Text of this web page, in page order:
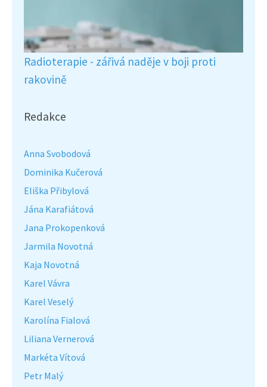
Radioterapie - zářivá naděje v boji proti
rakovině
Redakce
Anna Svobodová
Dominika Kučerová
Eliška Přibylová
Jána Karafiátová
Jana Prokopenková
Jarmila Novotná
Kaja Novotná
Karel Vávra
Karel Veselý
Karolína Fialová
Liliana Vernerová
Markéta Vítová
Petr Malý